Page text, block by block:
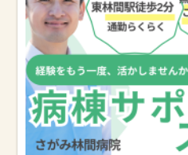
該当件数
9,631 件
他の条件